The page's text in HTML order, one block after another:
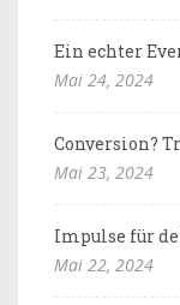
Ein echter
Mai 24, 2024
Conversion?
Mai 23, 2024
Impulse für
Mai 22, 2024